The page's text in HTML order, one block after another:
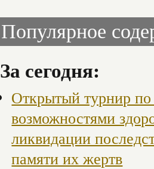
Популярное
За сегодня:
Открытый турнир
возможностями
ликвидации
памяти их жертв